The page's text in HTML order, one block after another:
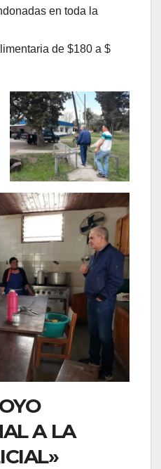
en toda la
de $180 a $
A LA